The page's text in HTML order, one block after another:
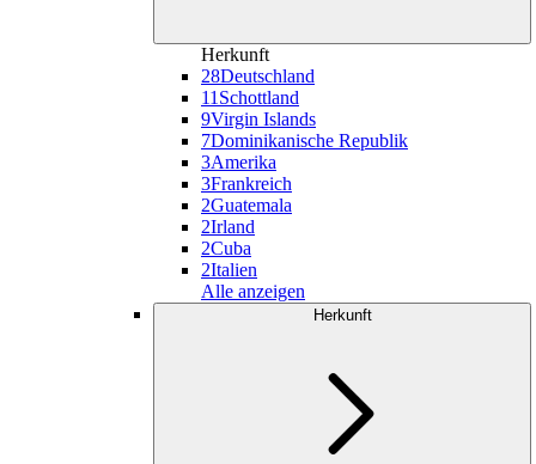
Herkunft
28Deutschland
11 Schottland
9Virgin Islands
7Dominikanische Republik
3Amerika
3Frankreich
2Guatemala
2Irland
2Cuba
2Italien
Alle anzeigen
Herkunft